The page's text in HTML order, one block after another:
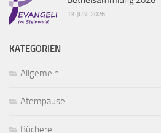
13. JUNI 2026
KATEGORIEN
Allgemein
Atempause
Bücherei